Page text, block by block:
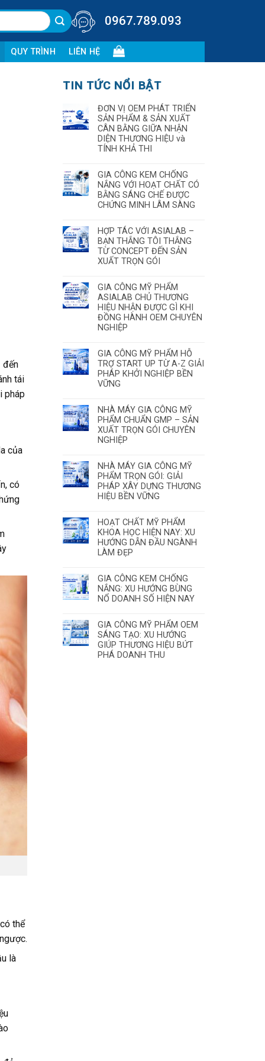
0967.789.093
QUY TRÌNH LIÊN HỆ
đến
tái
pháp
của
có
thể
là
TIN TỨC NỔI BẬT
ĐƠN VỊ OEM PHÁT TRIỂN
SẢN PHẨM & SẢN XUẤT
CÂN BẰNG GIỮA NHẬN
DIỆN THƯƠNG HIỆU và
TÍNH KHẢ THI
GIA CÔNG KEM CHỐNG
NẮNG VỚI HOẠT CHẤT CÓ
BẰNG SÁNG CHẾ ĐƯỢC
CHỨNG MINH LÂM SÀNG
HỢP TÁC VỚI ASIALAB –
BẠN THẮNG TÔI THẮNG
TỪ CONCEPT ĐẾN SẢN
XUẤT TRỌN GÓI
GIA CÔNG MỸ PHẨM
ASIALAB CHỦ THƯƠNG
HIỆU NHẬN ĐƯỢC GÌ KHI
ĐỒNG HÀNH OEM CHUYÊN
NGHIỆP
GIA CÔNG MỸ PHẨM HỖ
TRỢ START UP TỪ A-Z GIẢI
PHÁP KHỞI NGHIỆP BỀN
VỮNG
NHÀ MÁY GIA CÔNG MỸ
PHẨM CHUẨN GMP – SẢN
XUẤT TRỌN GÓI CHUYÊN
NGHIỆP
NHÀ MÁY GIA CÔNG MỸ
PHẨM TRỌN GÓI: GIẢI
PHÁP XÂY DỰNG THƯƠNG
HIỆU BỀN VỮNG
HOẠT CHẤT MỸ PHẨM
KHOA HỌC HIỆN NAY: XU
HƯỚNG DẪN ĐẦU NGÀNH
LÀM ĐẸP
GIA CÔNG KEM CHỐNG
NẮNG: XU HƯỚNG BÙNG
NỔ DOANH SỐ HIỆN NAY
GIA CÔNG MỸ PHẨM OEM
SÁNG TẠO: XU HƯỚNG
GIÚP THƯƠNG HIỆU BỨT
PHÁ DOANH THU